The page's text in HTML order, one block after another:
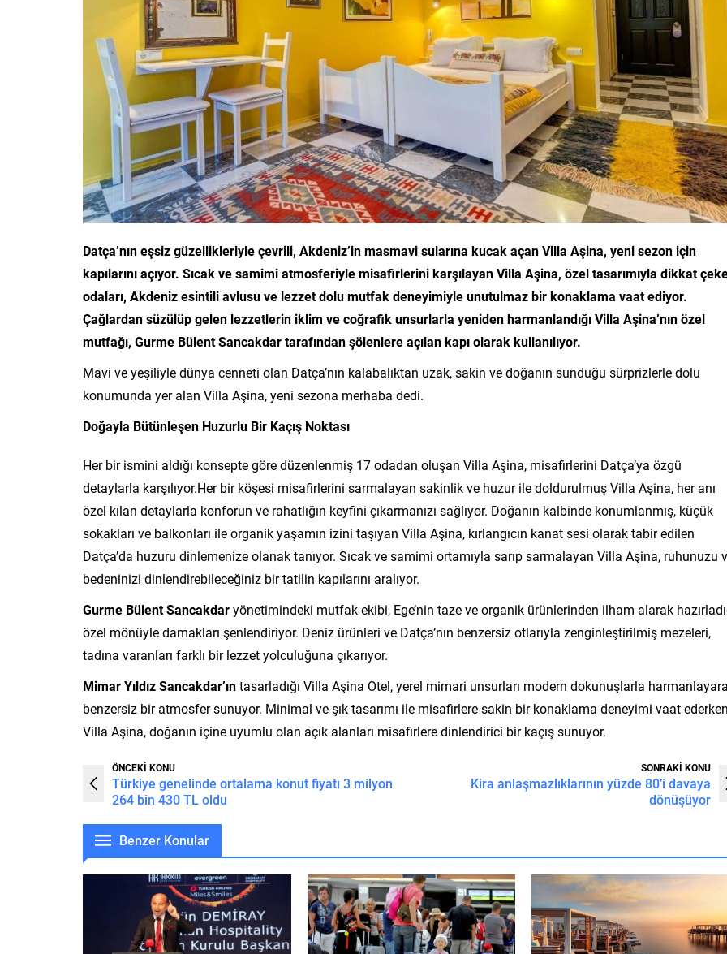
Datça’nın eşsiz güzellikleriyle çevrili, Akdeniz’in masmavi sularına kucak açan Villa Aşina, yeni sezon için
kapılarını açıyor. Sıcak ve samimi atmosferiyle misafirlerini karşılayan Villa Aşina, özel tasarımıyla dikkat
odaları, Akdeniz esintili avlusu ve lezzet dolu mutfak deneyimiyle unutulmaz bir konaklama vaat ediyor.
Çağlardan süzülüp gelen lezzetlerin iklim ve coğrafik unsurlarla yeniden harmanlandığı Villa Aşina’nın özel
mutfağı, Gurme Bülent Sancakdar tarafından şölenlere açılan kapı olarak kullanılıyor.
Mavi ve yeşiliyle dünya cenneti olan Datça’nın kalabalıktan uzak, sakin ve doğanın sunduğu sürprizlerle dolu
konumunda yer alan Villa Aşina, yeni sezona merhaba dedi.
Doğayla Bütünleşen Huzurlu Bir Kaçış Noktası
Her bir ismini aldığı konsepte göre düzenlenmiş 17 odadan oluşan Villa Aşina, misafirlerini Datça’ya özgü
detaylarla karşılıyor.Her bir köşesi misafirlerini sarmalayan sakinlik ve huzur ile doldurulmuş Villa Aşina, her anı
özel kılan detaylarla konforun ve rahatlığın keyfini çıkarmanızı sağlıyor. Doğanın kalbinde konumlanmış, küçük
sokakları ve balkonları ile organik yaşamın izini taşıyan Villa Aşina, kırlangıcın kanat sesi olarak tabir edilen
Datça’da huzuru dinlemenize olanak tanıyor. Sıcak ve samimi ortamıyla sarıp sarmalayan Villa Aşina, ruhunuzu
bedeninizi dinlendirebileceğiniz bir tatilin kapılarını aralıyor.
Gurme Bülent Sancakdaryönetimindeki mutfak ekibi, Ege’nin taze ve organik ürünlerinden ilham alarak
özel mönüyle damakları şenlendiriyor. Deniz ürünleri ve Datça’nın benzersiz otlarıyla zenginleştirilmiş mezeleri,
tadına varanları farklı bir lezzet yolculuğuna çıkarıyor.
Mimar Yıldız Sancakdar’ıntasarladığı Villa Aşina Otel, yerel mimari unsurları modern dokunuşlarla
benzersiz bir atmosfer sunuyor. Minimal ve şık tasarımı ile misafirlere sakin bir konaklama deneyimi vaat ederken
Villa Aşina, doğanın içine uyumlu olan açık alanları misafirlere dinlendirici bir kaçış sunuyor.
ÖNCEKİ KONU
Türkiye genelinde ortalama konut fiyatı 3 milyon
264 bin 430 TL oldu
SONRAKİ KONU
Kira anlaşmazlıklarının yüzde 80’i davaya
dönüşüyor
Benzer Konular